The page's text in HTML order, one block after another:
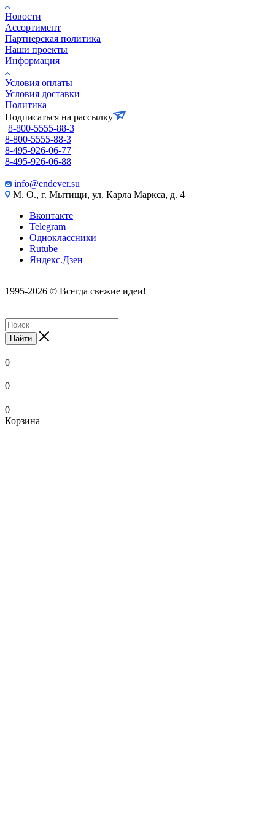
Новости
Ассортимент
Партнерская политика
Наши проекты
Информация
Условия оплаты
Условия доставки
Политика
Подписаться на рассылку
8-800-5555-88-3
8-800-5555-88-3
8-495-926-06-77
8-495-926-06-88
info@endever.su
М. О., г. Мытищи, ул. Карла Маркса, д. 4
Вконтакте
Telegram
Одноклассники
Rutube
Яндекс.Дзен
1995-2026 © Всегда свежие идеи!
Найти
0
0
0
Корзина